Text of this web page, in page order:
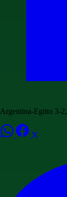
Argentina-Egitto 3-